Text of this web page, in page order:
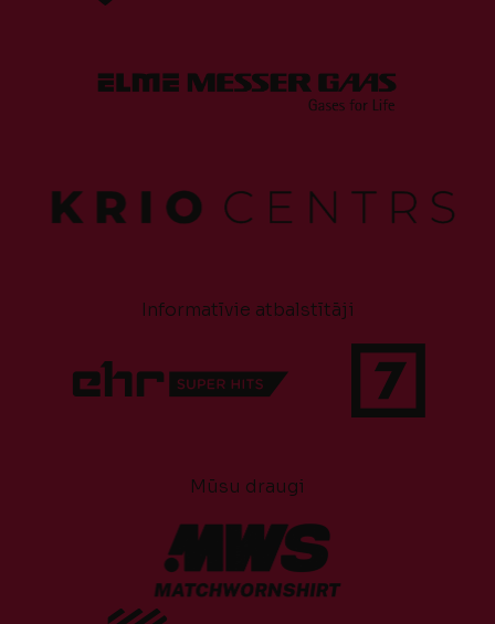
Informatīvie atbalstītāji
Mūsu draugi